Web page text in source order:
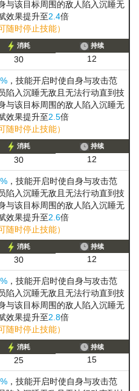
与该目标周围的敌人陷入沉睡无
效果提升至2.4倍
随时停止技能）
消耗
30
持续
12
，技能开启时使自身与攻击范
陷入沉睡无敌且无法行动直到技
与该目标周围的敌人陷入沉睡无
效果提升至2.5倍
随时停止技能）
消耗
30
持续
12
，技能开启时使自身与攻击范
陷入沉睡无敌且无法行动直到技
与该目标周围的敌人陷入沉睡无
效果提升至2.6倍
随时停止技能）
消耗
30
持续
12
，技能开启时使自身与攻击范
陷入沉睡无敌且无法行动直到技
与该目标周围的敌人陷入沉睡无
效果提升至2.8倍
随时停止技能）
消耗
25
持续
15
，技能开启时使自身与攻击范